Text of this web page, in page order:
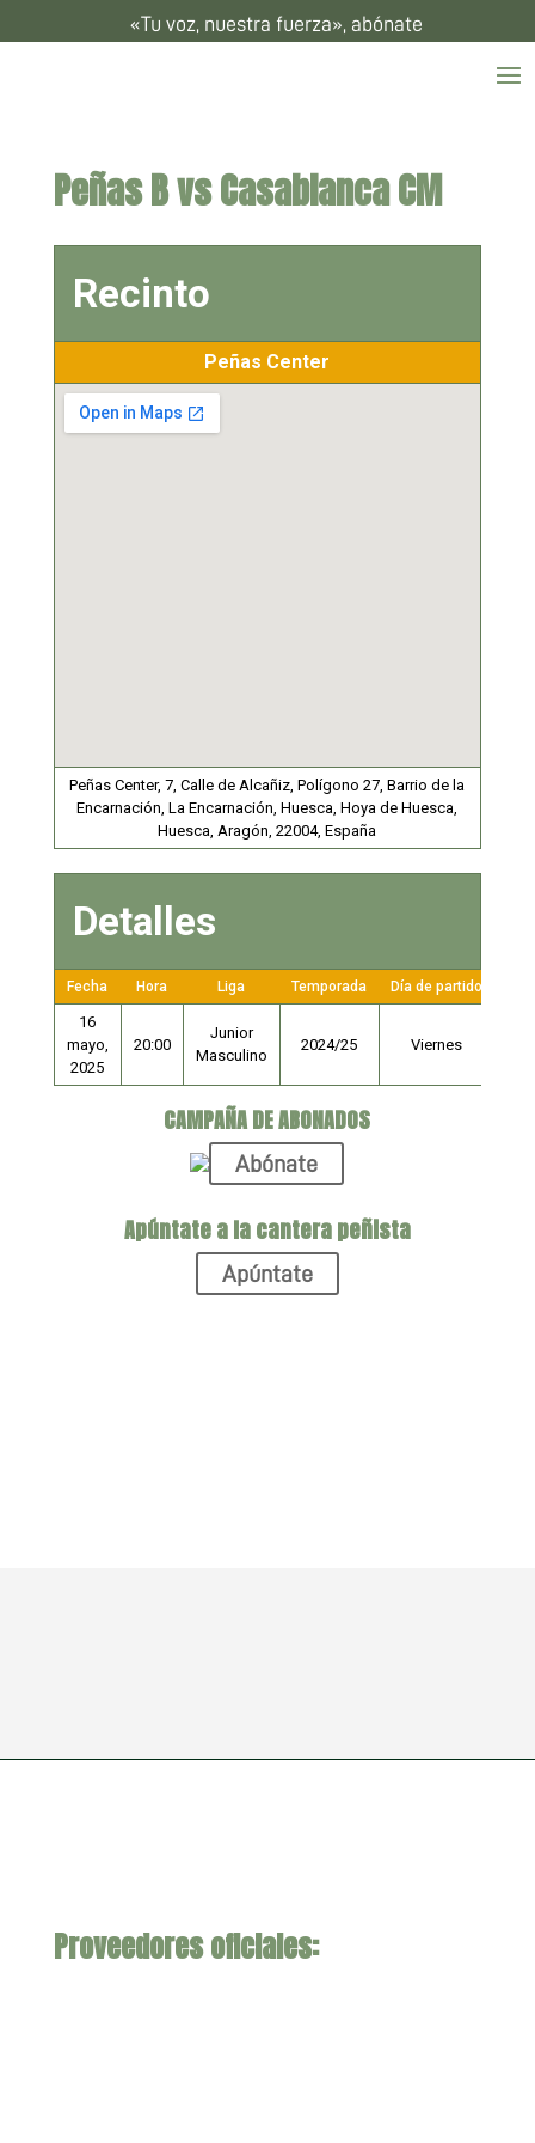
«Tu voz, nuestra fuerza», abónate
Peñas B vs Casablanca CM
Recinto
Peñas Center
Peñas Center, 7, Calle de Alcañiz, Polígono 27, Barrio de la
Encarnación, La Encarnación, Huesca, Hoya de Huesca,
Huesca, Aragón, 22004, España
Detalles
Fecha Hora Liga Temporada Día de partido
16
mayo,
2025
20:00
Junior
Masculino
2024/25 Viernes
CAMPAÑA DE ABONADOS
Abónate
Apúntate a la cantera peñista
Apúntate
Proveedores oficiales: